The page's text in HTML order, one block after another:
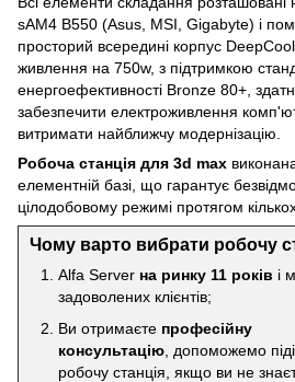
sAM4 B550 (Asus, MSI, Gigabyte) і
просторий всередині корпус
живлення на 750w, з підтримкою
енергоефективності Bronze 80+,
забезпечити електроживлення
витримати найближчу модернізацію.
Робоча станція для 3d max
елементній базі, що гарантує
цілодобовому режимі протягом
Чому варто вибрати робочу
Alfa Server на ринку 11 років і
задоволених клієнтів;
Ви отримаєте професійну
консультацію , допоможемо
робочу станція, якщо ви не